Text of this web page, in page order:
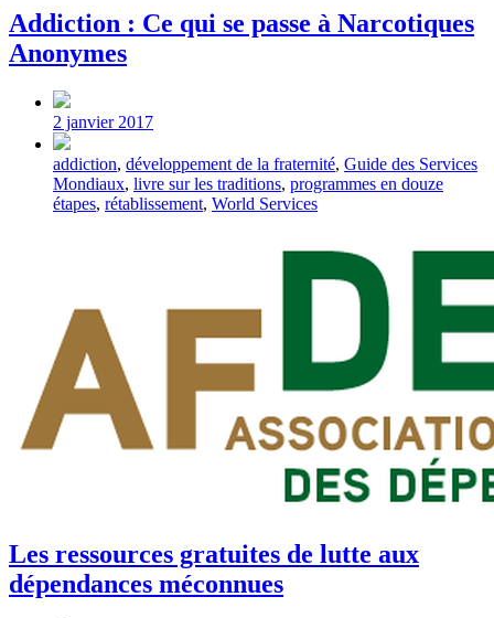
Addiction : Ce qui se passe à Narcotiques
Anonymes
Post
date
2 janvier 2017
Tagged
with
addiction, développement de la fraternité, Guide des Services
Mondiaux, livre sur les traditions, programmes en douze
étapes, rétablissement, World Services
Les ressources gratuites de lutte aux
dépendances méconnues